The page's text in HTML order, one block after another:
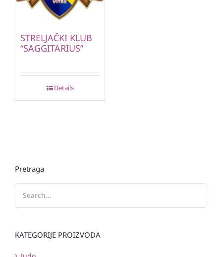
STRELJAČKI KLUB
“SAGGITARIUS”
Details
Pretraga
KATEGORIJE PROIZVODA